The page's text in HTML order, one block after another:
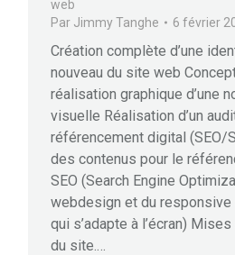
web
Par Jimmy Tanghe 6 février
Création complète d’une
nouveau du site web
réalisation graphique d’une
visuelle Réalisation d’un
référencement digital (SEO/
des contenus pour le
SEO (Search Engine
webdesign et du responsive
qui s’adapte à l’écran)
du site.…